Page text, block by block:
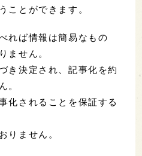
ことができます。
れば情報は簡易なもの
ません。
き決定され、記事化を約
。
化されることを保証する
りません。